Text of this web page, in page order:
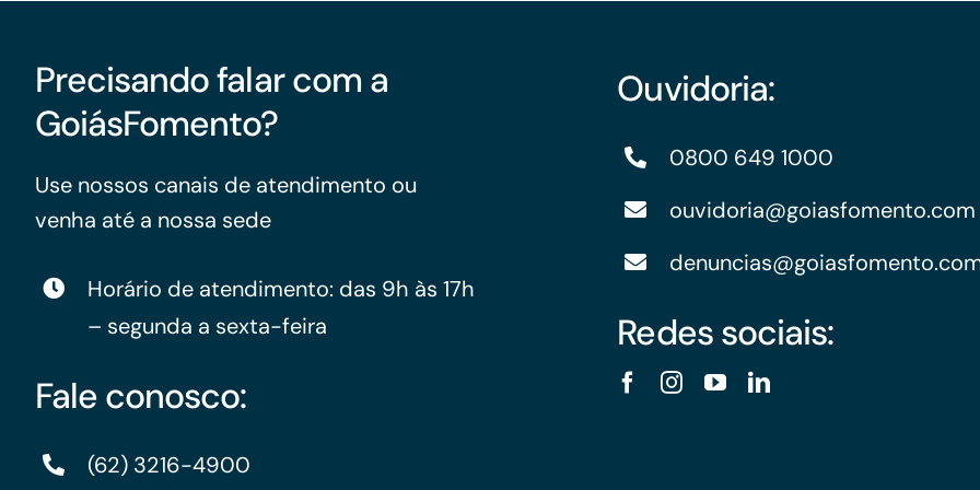
Precisando falar com a
GoiásFomento?
Use nossos canais de atendimento ou
venha até a nossa sede
Horário de atendimento: das 9h às 17h
– segunda a sexta-feira
Fale conosco:
(62) 3216-4900
Ouvidoria:
0800 649 1000
ouvidoria@goiasfomento.com
Redes sociais: